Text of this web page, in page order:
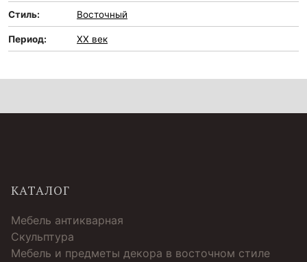
Стиль: Восточный
Период: XX век
КАТАЛОГ
Мебель антикварная
Скульптура
Мебель и предметы декора в восточном стиле